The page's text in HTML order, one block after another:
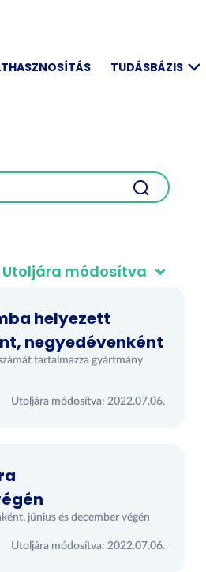
TUDÁSBÁZIS
helyezett
negyedévenként
tartalmazza gyártmány
Utoljára módosítva: 2022.07.06.
június és december végén
Utoljára módosítva: 2022.07.06.